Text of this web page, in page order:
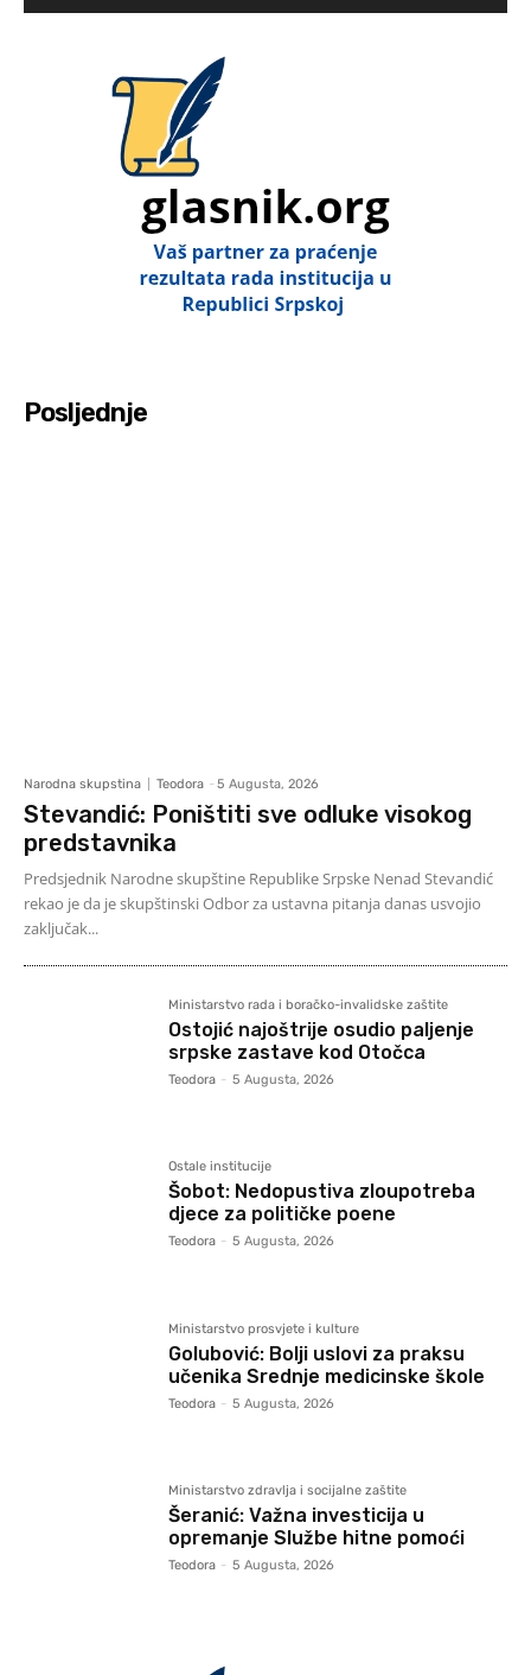
Posljednje
Narodna skupstina Teodora - 5 Augusta, 2026
Stevandić: Poništiti sve odluke visokog
predstavnika
Predsjednik Narodne skupštine Republike Srpske Nenad Stevandić
rekao je da je skupštinski Odbor za ustavna pitanja danas usvojio
zaključak...
Ministarstvo rada i boračko-invalidske zaštite
Ostojić najoštrije osudio paljenje
srpske zastave kod Otočca
Teodora - 5 Augusta, 2026
Ostale institucije
Šobot: Nedopustiva zloupotreba
djece za političke poene
Teodora - 5 Augusta, 2026
Ministarstvo prosvjete i kulture
Golubović: Bolji uslovi za praksu
učenika Srednje medicinske škole
Teodora - 5 Augusta, 2026
Ministarstvo zdravlja i socijalne zaštite
Šeranić: Važna investicija u
opremanje Službe hitne pomoći
Teodora - 5 Augusta, 2026